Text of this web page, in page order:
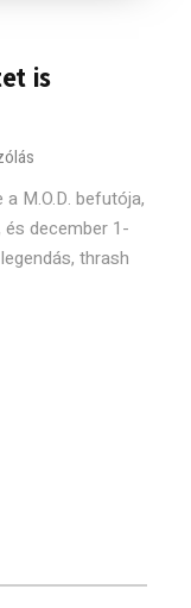
is
M.O.D. befutója,
december 1-
thrash